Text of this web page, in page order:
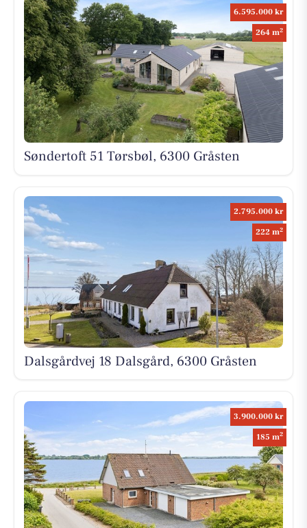
6.595.000 kr
264 m2
Søndertoft 51 Tørsbøl, 6300 Gråsten
2.795.000 kr
222 m2
Dalsgårdvej 18 Dalsgård, 6300 Gråsten
3.900.000 kr
185 m2